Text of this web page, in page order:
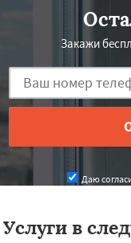
Закажи
Даю
Услуги в